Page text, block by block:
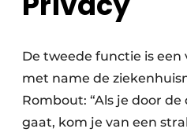
De tweede functie is
met name de
Rombout: “Als je door
gaat, kom je van een